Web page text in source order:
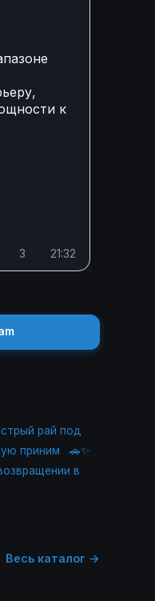
к
3 21:32
рай под
приним
🚗✨
в
Весь каталог →